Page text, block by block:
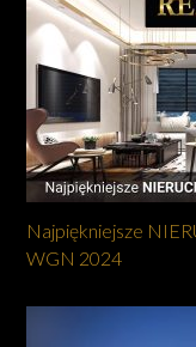
Najpiękniejsze
WGN 2024